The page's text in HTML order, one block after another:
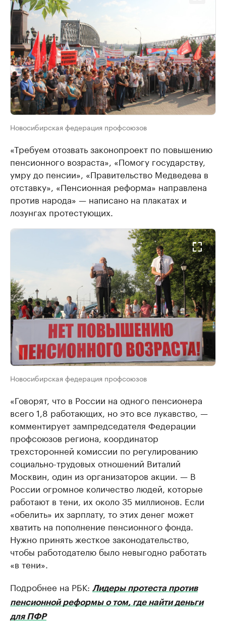
Новосибирская федерация профсоюзов
«Требуем отозвать законопроект по повышению
пенсионного возраста», «Помогу государству,
умру до пенсии», «Правительство Медведева в
отставку», «Пенсионная реформа» направлена
против народа» — написано на плакатах и
лозунгах протестующих.
Новосибирская федерация профсоюзов
«Говорят, что в России на одного пенсионера
всего 1,8 работающих, но это все лукавство, —
комментирует зампредседателя Федерации
профсоюзов региона, координатор
трехсторонней комиссии по регулированию
социально-трудовых отношений Виталий
Москвин, один из организаторов акции. — В
России огромное количество людей, которые
работают в тени, их около 35 миллионов. Если
«обелить» их зарплату, то этих денег может
хватить на пополнение пенсионного фонда.
Нужно принять жесткое законодательство,
чтобы работодателю было невыгодно работать
«в тени».
Подробнее на РБК: Лидеры протеста против
пенсионной реформы о том, где найти деньги
для ПФР